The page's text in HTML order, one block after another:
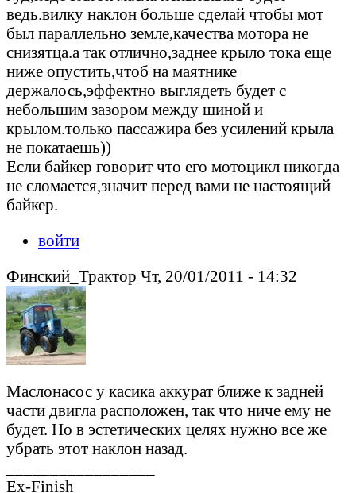
ведь.вилку наклон больше сделай чтобы мот
был параллельно земле,качества мотора не
снизятца.а так отлично,заднее крыло тока еще
ниже опустить,чтоб на маятнике
держалось,эффектно выглядеть будет с
небольшим зазором между шиной и
крылом.только пассажира без усилений крыла
не покатаешь))
Если байкер говорит что его мотоцикл никогда
не сломается,значит перед вами не настоящий
байкер.
войти
Финский_Трактор Чт, 20/01/2011 - 14:32
Маслонасос у касика аккурат ближе к задней
части двигла расположен, так что ниче ему не
будет. Но в эстетических целях нужно все же
убрать этот наклон назад.
Ex-Finish